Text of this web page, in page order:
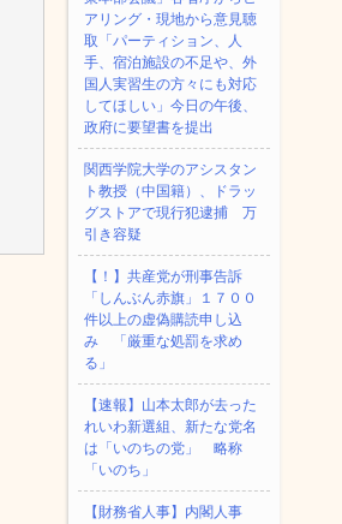
アリング・現地から意見聴
取「パーティション、人
手、宿泊施設の不足や、外
国人実習生の方々にも対応
してほしい」今日の午後、
政府に要望書を提出
関西学院大学のアシスタン
ト教授（中国籍）、ドラッ
グストアで現行犯逮捕 万
引き容疑
【！】共産党が刑事告訴
「しんぶん赤旗」１７００
件以上の虚偽購読申し込
み 「厳重な処罰を求め
る」
【速報】山本太郎が去った
れいわ新選組、新たな党名
は「いのちの党」 略称
「いのち」
【財務省人事】内閣人事